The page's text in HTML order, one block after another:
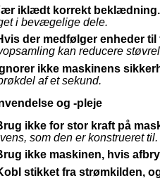
iklædt korrekt beklædning.
i bevægelige dele.
der medfølger enheder
kan reducere
ikke maskinens
af et sekund.
og -pleje
ikke for stor kraft på
som den er konstrueret til.
ikke maskinen, hvis
stikket fra strømkilden,